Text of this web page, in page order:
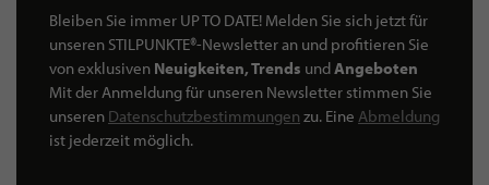
Bleiben Sie immer UP TO DATE! Melden Sie sich jetzt für
unseren STILPUNKTE®-Newsletter an und profitieren Sie
von exklusiven Neuigkeiten, Trends undAngeboten
Mit der Anmeldung für unseren Newsletter stimmen Sie
unseren Datenschutzbestimmungen zu. Eine Abmeldung
ist jederzeit möglich.